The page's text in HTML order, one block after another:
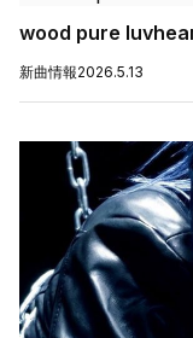
wood pure
新曲情報2026.5.13